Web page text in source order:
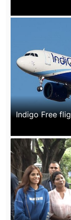
Indigo Free